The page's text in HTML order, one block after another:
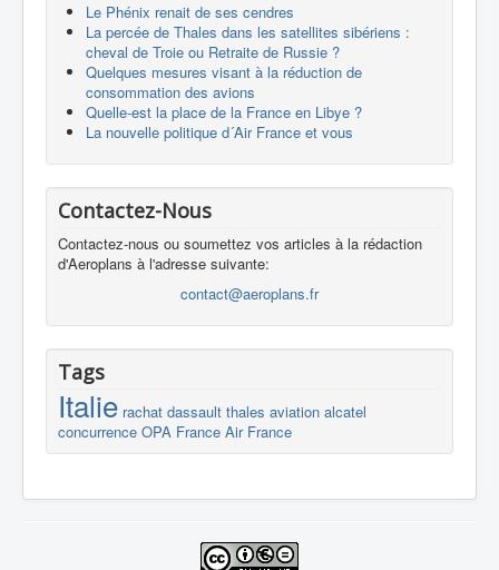
DronesLe Phénix renait de ses cendres
La percée de Thales dans les satellites sibériens :
cheval de Troie ou Retraite de Russie ?
Quelques mesures visant à la réduction de
consommation des avions
Quelle-est la place de la France en Libye ?
La nouvelle politique d´Air France et vous
Contactez-Nous
Contactez-nous ou soumettez vos articles à la rédaction
d'Aeroplans à l'adresse suivante:
contact@aeroplans.fr
Tags
Italie rachat dassault thales aviation alcatel
concurrence OPA France Air France